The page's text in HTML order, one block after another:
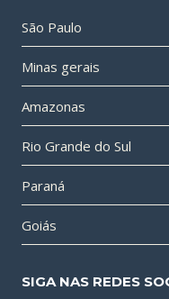
São Paulo
Minas gerais
Amazonas
Rio Grande do Sul
Paraná
Goiás
SIGA NAS REDES